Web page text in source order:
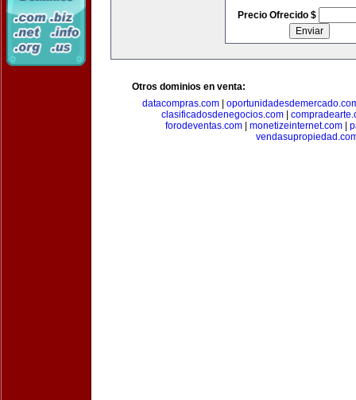
Precio Ofrecido $
Otros dominios en venta:
datacompras.com
clasificadosdenegocios.com|
forodeventas.com| monetizeinternet.com|